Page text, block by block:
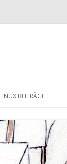
LINUX BEITRÄGE